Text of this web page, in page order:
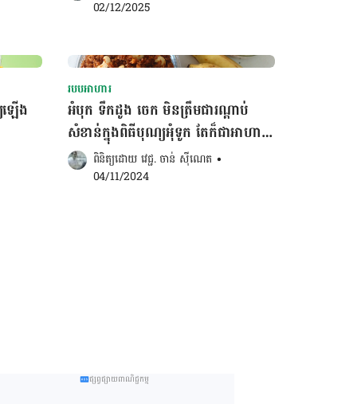
02/12/2025
ើង
របបអាហារ
អំបុក ទឹកដូង ចេក មិនត្រឹមជារណ្តាប់
សំខាន់ក្នុងពិធីបុណ្យអុំទូក តែក៏​ជា​អាហារ
ផ្តល់ប្រយោជន៍ដល់សុខភាព
ពិនិត្យដោយ វេជ្ជ. ចាន់ ស៊ីណេត •
04/11/2024
ផ្សព្វផ្សាយពាណិជ្ជកម្ម